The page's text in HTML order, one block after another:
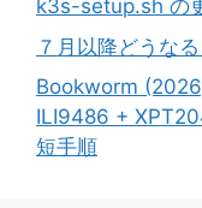
k3s-setup.sh の
７月以降どうなる
Bookworm
ILI9486 +
短手順